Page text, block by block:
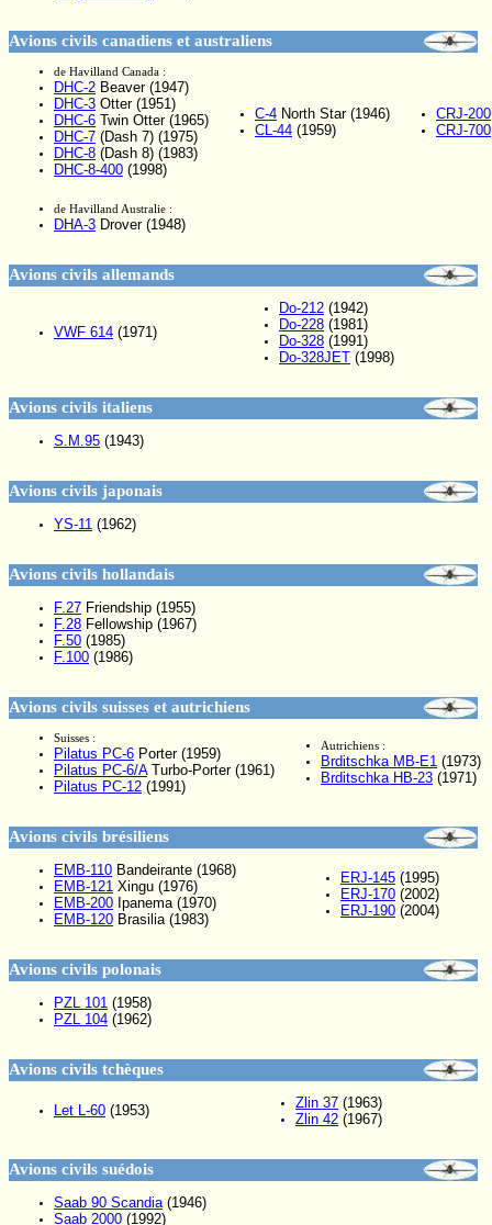
Avions civils canadiens et australiens
de Havilland Canada :
DHC-2 Beaver (1947)
DHC-3 Otter (1951)
DHC-6 Twin Otter (1965)
DHC-7 (Dash 7) (1975)
DHC-8 (Dash 8) (1983)
DHC-8-400 (1998)
C-4 North Star (1946)
CL-44 (1959)
CRJ-200
CRJ-700
de Havilland Australie :
DHA-3 Drover (1948)
Avions civils allemands
VWF 614 (1971)
Do-212 (1942)
Do-228 (1981)
Do-328 (1991)
Do-328JET (1998)
Avions civils italiens
S.M.95 (1943)
Avions civils japonais
YS-11 (1962)
Avions civils hollandais
F.27 Friendship (1955)
F.28 Fellowship (1967)
F.50 (1985)
F.100 (1986)
Avions civils suisses et autrichiens
Suisses :
Pilatus PC-6 Porter (1959)
Pilatus PC-6/ATurbo-Porter (1961)
Pilatus PC-12 (1991)
Autrichiens :
Brditschka MB-E1 (1973)
Brditschka HB-23 (1971)
Avions civils brésiliens
EMB-110 Bandeirante (1968)
EMB-121 Xingu (1976)
EMB-200 Ipanema (1970)
EMB-120 Brasilia (1983)
ERJ-145 (1995)
ERJ-170 (2002)
ERJ-190 (2004)
Avions civils polonais
PZL 101 (1958)
PZL 104 (1962)
Avions civils tchèques
Let L-60 (1953) Zlin 37 (1963)
Zlin 42 (1967)
Avions civils suédois
Saab 90 Scandia (1946)
Saab 2000 (1992)